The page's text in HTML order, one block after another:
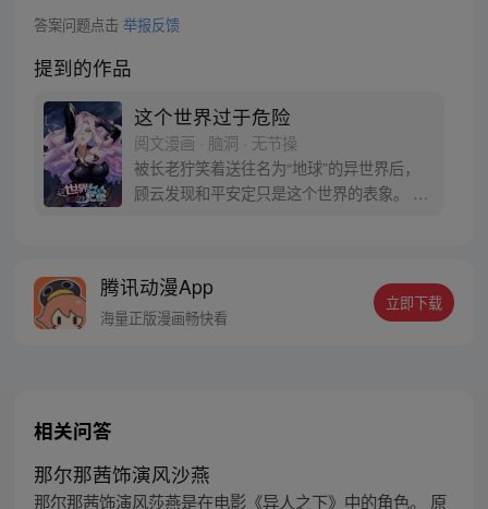
答案问题点击 举报反馈
提到的作品
这个世界过于危险
阅文漫画 · 脑洞 · 无节操
被长老狞笑着送往名为“地球”的异世界后，
顾云发现和平安定只是这个世界的表象。 恶
不能寐的都市传说诞生了 《这个世界过于危
险》每周三、六双更，读者群：561675062
腾讯动漫App
海量正版漫画畅快看
立即下载
相关问答
那尔那茜饰演风沙燕
那尔那茜饰演风莎燕是在电影《异人之下》中的角色。 原